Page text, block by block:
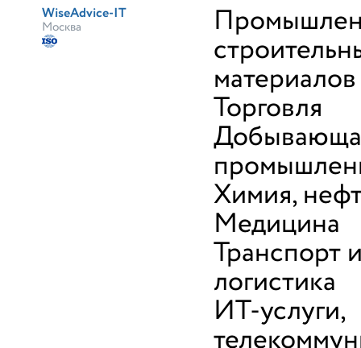
WiseAdvice-IT
Москва
материалов
Торговля
Химия,
Медицина
Транспорт
логистика
ИТ-услуги,